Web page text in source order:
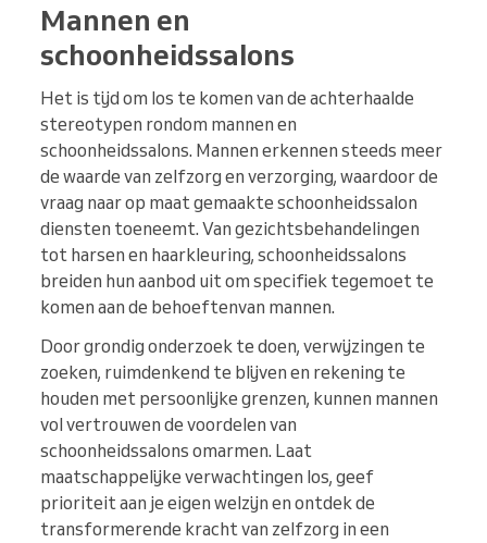
Mannen en
schoonheidssalons
Het is tijd om los te komen van de achterhaalde
stereotypen rondom mannen en
schoonheidssalons. Mannen erkennen steeds meer
de waarde van zelfzorg en verzorging, waardoor de
vraag naar op maat gemaakte schoonheidssalon
diensten toeneemt. Van gezichtsbehandelingen
tot harsen en haarkleuring, schoonheidssalons
breiden hun aanbod uit om specifiek tegemoet te
komen aan de behoeftenvan mannen.
Door grondig onderzoek te doen, verwijzingen te
zoeken, ruimdenkend te blijven en rekening te
houden met persoonlijke grenzen, kunnen mannen
vol vertrouwen de voordelen van
schoonheidssalons omarmen. Laat
maatschappelijke verwachtingen los, geef
prioriteit aan je eigen welzijn en ontdek de
transformerende kracht van zelfzorg in een